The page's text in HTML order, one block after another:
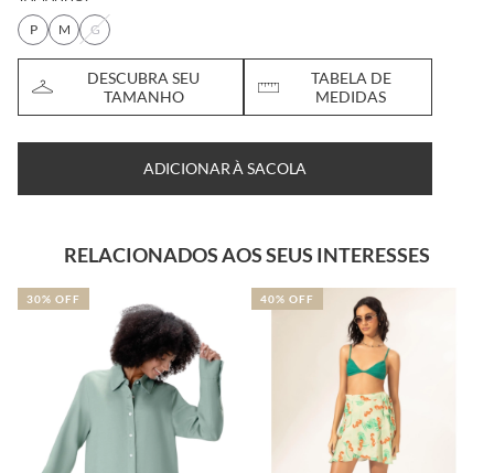
P
M G
DESCUBRA SEU
TAMANHO
TABELA DE
MEDIDAS
ADICIONAR À SACOLA
RELACIONADOS AOS SEUS INTERESSES
30% OFF 40% OFF